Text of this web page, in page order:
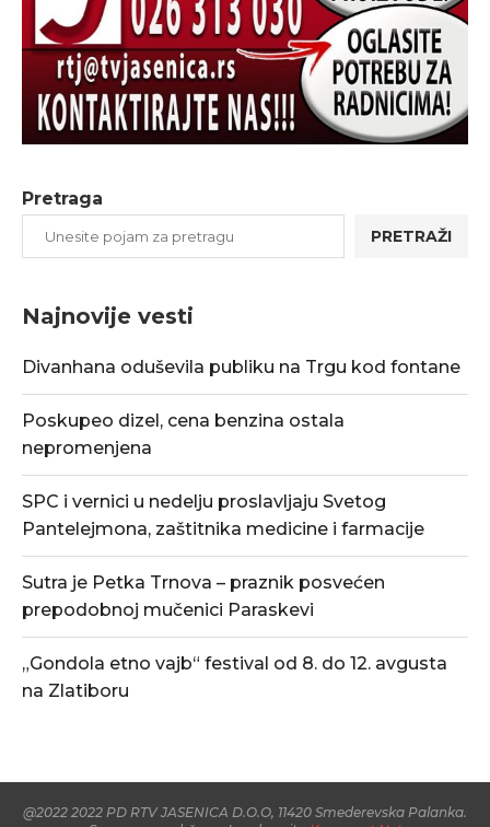
Pretraga
PRETRAŽI
Najnovije vesti
Divanhana oduševila publiku na Trgu kod fontane
Poskupeo dizel, cena benzina ostala
nepromenjena
SPC i vernici u nedelju proslavljaju Svetog
Pantelejmona, zaštitnika medicine i farmacije
Sutra je Petka Trnova – praznik posvećen
prepodobnoj mučenici Paraskevi
„Gondola etno vajb“ festival od 8. do 12. avgusta
na Zlatiboru
@2022 2022 PD RTV JASENICA D.O.O, 11420 Smederevska Palanka.